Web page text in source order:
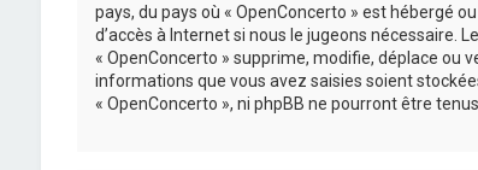
pays, du pays où « OpenConcerto » est hébergé
d’accès à Internet si nous le jugeons nécessaire.
« OpenConcerto » supprime, modifie, déplace ou
informations que vous avez saisies soient
« OpenConcerto », ni phpBB ne pourront être